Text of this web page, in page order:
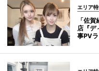
エリア
「佐
店『デ
事PV